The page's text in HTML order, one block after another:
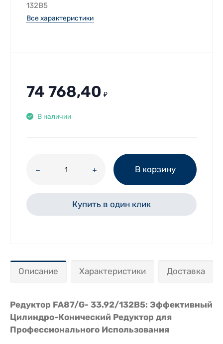
132B5
Все характеристики
74 768,40 ₽
В наличии
В корзину
Купить в один клик
Описание Характеристики Доставка
Редуктор FA87/G- 33.92/132B5: Эффективный
Цилиндро-Конический Редуктор для
Профессионального Использования